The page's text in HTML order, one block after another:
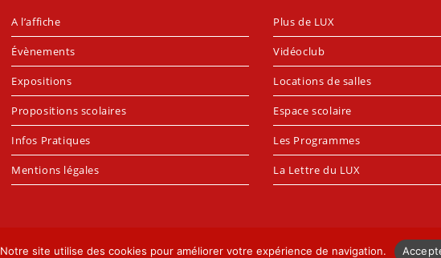
A l’affiche
Évènements
Expositions
Propositions scolaires
Infos Pratiques
Mentions légales
Plus de LUX
Vidéoclub
Locations de salles
Espace scolaire
Les Programmes
La Lettre du LUX
Notre site utilise des cookies pour améliorer votre expérience de navigation.